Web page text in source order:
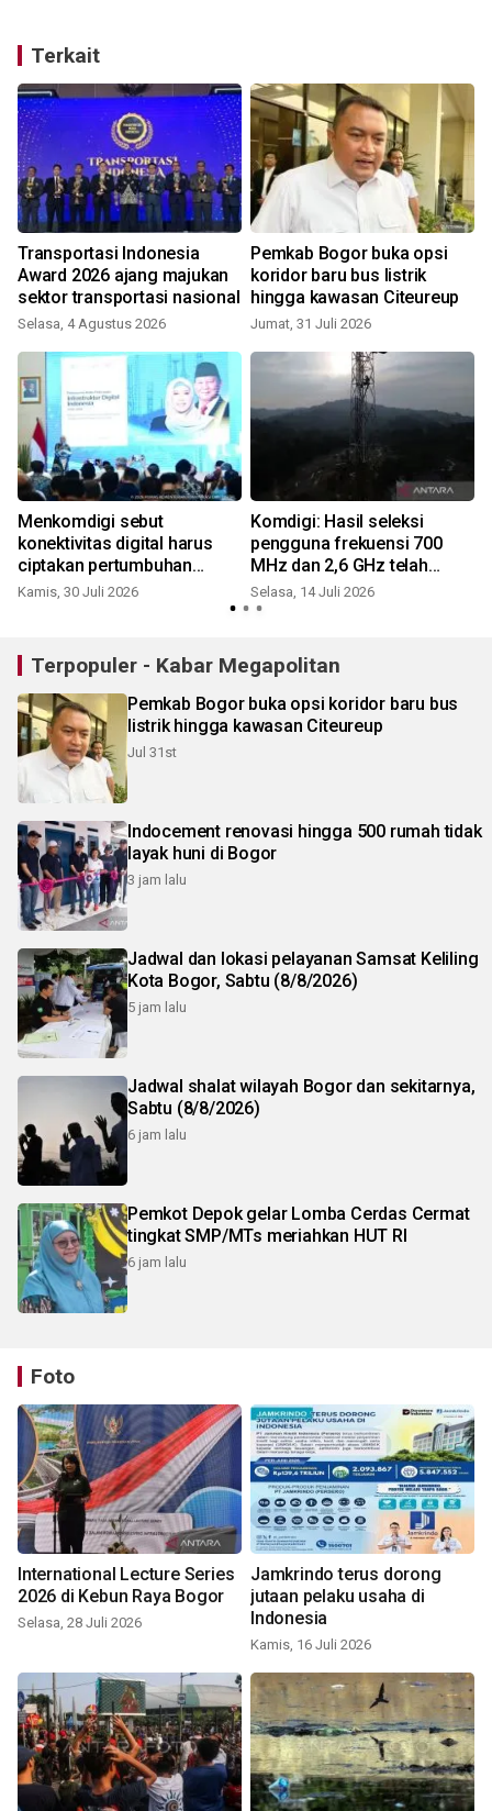
Terkait
Transportasi Indonesia
Award 2026 ajang majukan
sektor transportasi nasional
Selasa, 4 Agustus 2026
Pemkab Bogor buka opsi
koridor baru bus listrik
hingga kawasan Citeureup
Jumat, 31 Juli 2026
Menkomdigi sebut
konektivitas digital harus
ciptakan pertumbuhan
masyarakat
Kamis, 30 Juli 2026
Komdigi: Hasil seleksi
pengguna frekuensi 700
MHz dan 2,6 GHz telah
disahkan
Selasa, 14 Juli 2026
Terpopuler - Kabar Megapolitan
Pemkab Bogor buka opsi koridor baru bus
listrik hingga kawasan Citeureup
Jul 31st
Indocement renovasi hingga 500 rumah tidak
layak huni di Bogor
3 jam lalu
Jadwal dan lokasi pelayanan Samsat Keliling
Kota Bogor, Sabtu (8/8/2026)
5 jam lalu
Jadwal shalat wilayah Bogor dan sekitarnya,
Sabtu (8/8/2026)
6 jam lalu
Pemkot Depok gelar Lomba Cerdas Cermat
tingkat SMP/MTs meriahkan HUT RI
6 jam lalu
Foto
International Lecture Series
2026 di Kebun Raya Bogor
Selasa, 28 Juli 2026
Jamkrindo terus dorong
jutaan pelaku usaha di
Indonesia
Kamis, 16 Juli 2026